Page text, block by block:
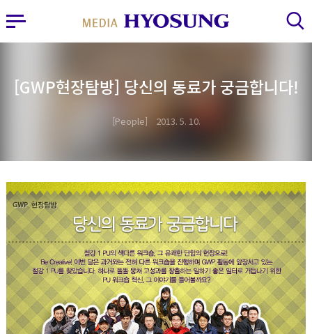
MY FRIEND HYOSUNG
사이드바 열기 검색 레이어 열기
[GWP현장탐방] 당신의 동료가 궁금합니다!
People 2013. 5. 10.